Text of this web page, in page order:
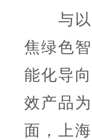
与以
焦绿色
能化导
效产品
面，上